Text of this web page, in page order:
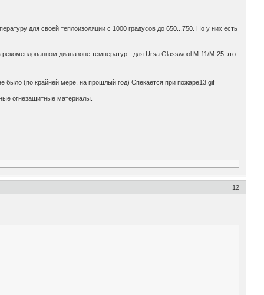
для своей теплоизоляции с 1000 градусов до 650...750. Но у них есть
рекомендованном диапазоне температур - для Ursa Glasswool M-11/М-25 это
было (по крайней мере, на прошлый год) Спекается при пожаре13.gif
огнезащитные материалы.
12